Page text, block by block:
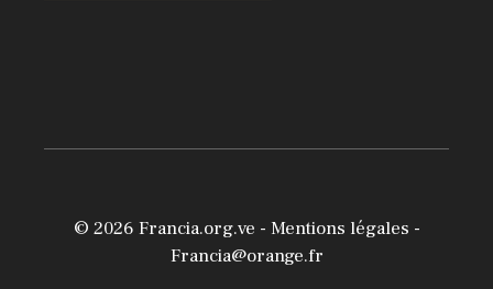
© 2026 Francia.org.ve - Mentions légales -
Francia@orange.fr